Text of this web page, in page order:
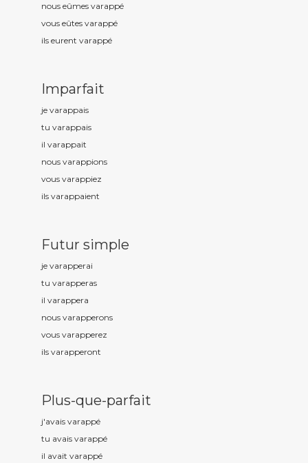
nous eûmes varappé
vous eûtes varappé
ils eurent varappé
Imparfait
je varappais
tu varappais
il varappait
nous varappions
vous varappiez
ils varappaient
Futur simple
je varapperai
tu varapperas
il varappera
nous varapperons
vous varapperez
ils varapperont
Plus-que-parfait
j'avais varappé
tu avais varappé
il avait varappé